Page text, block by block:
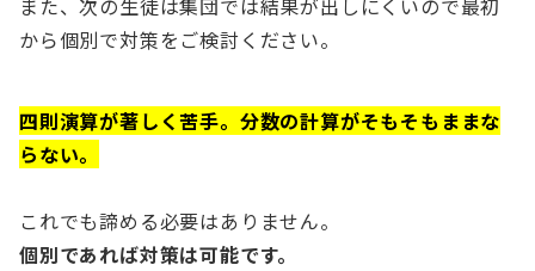
また、次の生徒は集団では結果が出しにくいので最初
から個別で対策をご検討ください。
四則演算が著しく苦手。分数の計算がそもそもままな
らない。
これでも諦める必要はありません。
個別であれば対策は可能です。